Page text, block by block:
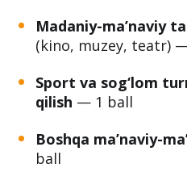
Madaniy-ma’naviy
(kino, muzey, teatr)
Sport va sog‘lom
qilish — 1 ball
Boshqa ma’naviy-
ball